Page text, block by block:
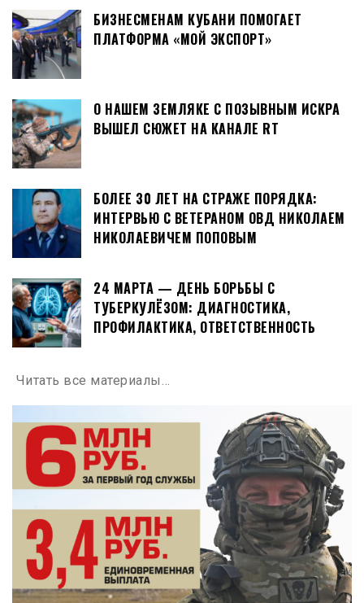
БИЗНЕСМЕНАМ КУБАНИ ПОМОГАЕТ
ПЛАТФОРМА «МОЙ ЭКСПОРТ»
О НАШЕМ ЗЕМЛЯКЕ С ПОЗЫВНЫМ ИСКРА
ВЫШЕЛ СЮЖЕТ НА КАНАЛЕ RT
БОЛЕЕ 30 ЛЕТ НА СТРАЖЕ ПОРЯДКА:
ИНТЕРВЬЮ С ВЕТЕРАНОМ ОВД НИКОЛАЕМ
НИКОЛАЕВИЧЕМ ПОПОВЫМ
24 МАРТА — ДЕНЬ БОРЬБЫ С
ТУБЕРКУЛЁЗОМ: ДИАГНОСТИКА,
ПРОФИЛАКТИКА, ОТВЕТСТВЕННОСТЬ
Читать все материалы…